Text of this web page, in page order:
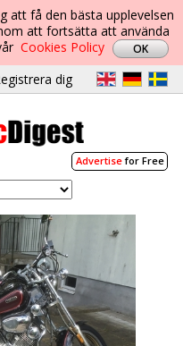
att få den bästa upplevelsen
att fortsätta att använda
Cookies Policy
dig
Advertisefor Free